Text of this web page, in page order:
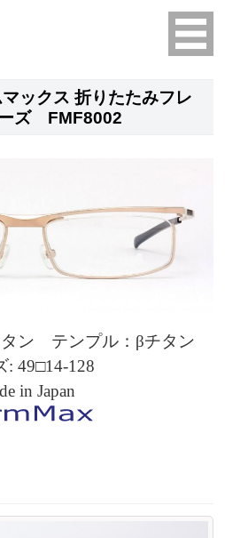
ックス 折りたたみフレ
ズ FMF8002
ン テンプル：βチタン
: 49□14-128
in Japan